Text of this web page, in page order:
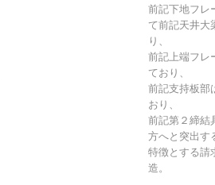
前記下地フレ
て前記天井大
り、
前記上端フレ
ており、
前記支持板部
おり、
前記第２締結
方へと突出す
特徴とする請
造。